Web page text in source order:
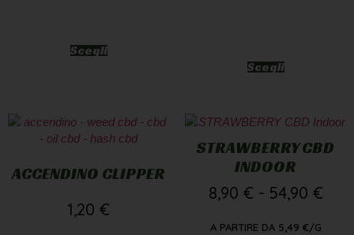
Scegli
Scegli
ACCENDINO CLIPPER
1,20 €
STRAWBERRY CBD
INDOOR
8,90 € - 54,90 €
A PARTIRE DA 5,49 €/G